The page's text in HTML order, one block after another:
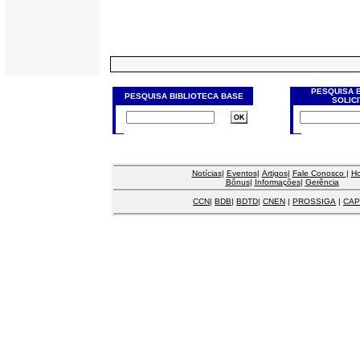
PESQUISA BIBLIOTECA BASE
PESQUISA
Notícias| Eventos| Artigos| Fale Conosco |
Bônus| Informações| Gerência
CCN| BDB| BDTD| CNEN | PROSSIGA |